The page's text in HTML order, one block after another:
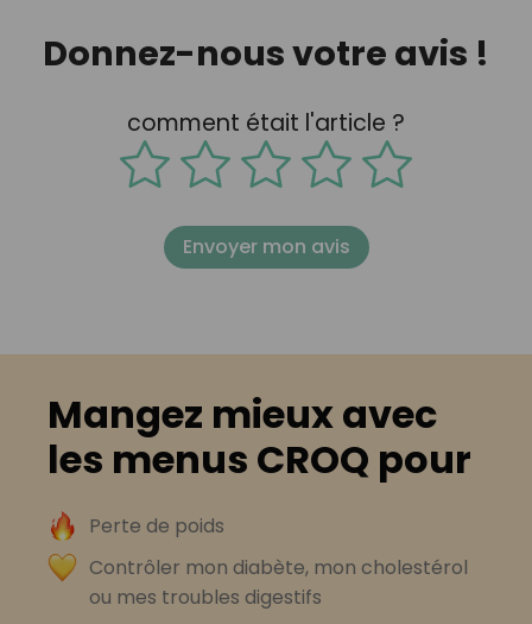
Donnez-nous votre avis !
comment était l'article ?
Envoyer mon avis
Mangez mieux avec
les menus CROQ pour
Perte de poids
Contrôler mon diabète, mon cholestérol
ou mes troubles digestifs